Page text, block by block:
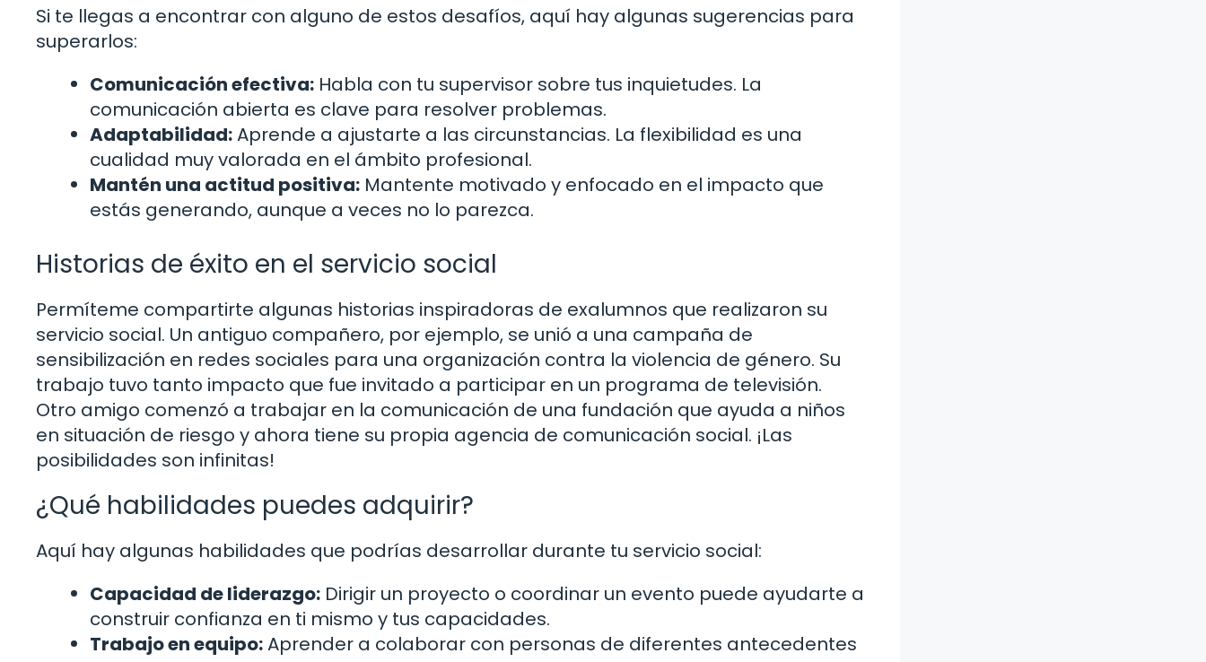
Si te llegas a encontrar con alguno de estos desafíos, aquí hay algunas sugerencias para
superarlos:
Comunicación efectiva: Habla con tu supervisor sobre tus inquietudes. La
comunicación abierta es clave para resolver problemas.
Adaptabilidad:Aprende a ajustarte a las circunstancias. La flexibilidad es una
cualidad muy valorada en el ámbito profesional.
Mantén una actitud positiva: Mantente motivado y enfocado en el impacto que
estás generando, aunque a veces no lo parezca.
Historias de éxito en el servicio social
Permíteme compartirte algunas historias inspiradoras de exalumnos que realizaron su
servicio social. Un antiguo compañero, por ejemplo, se unió a una campaña de
sensibilización en redes sociales para una organización contra la violencia de género. Su
trabajo tuvo tanto impacto que fue invitado a participar en un programa de televisión.
Otro amigo comenzó a trabajar en la comunicación de una fundación que ayuda a niños
en situación de riesgo y ahora tiene su propia agencia de comunicación social. ¡Las
posibilidades son infinitas!
¿Qué habilidades puedes adquirir?
Aquí hay algunas habilidades que podrías desarrollar durante tu servicio social:
Capacidad de liderazgo: Dirigir un proyecto o coordinar un evento puede ayudarte a
construir confianza en ti mismo y tus capacidades.
Trabajo en equipo:Aprender a colaborar con personas de diferentes antecedentes